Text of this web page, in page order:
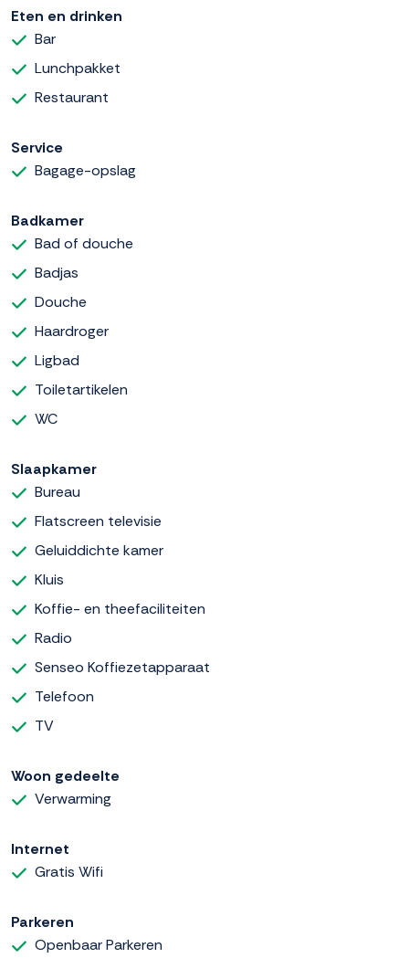
Eten en drinken
Bar
Lunchpakket
Restaurant
Service
Bagage-opslag
Badkamer
Bad of douche
Badjas
Douche
Haardroger
Ligbad
Toiletartikelen
WC
Slaapkamer
Bureau
Flatscreen televisie
Geluiddichte kamer
Kluis
Koffie- en theefaciliteiten
Radio
Senseo Koffiezetapparaat
Telefoon
TV
Woon gedeelte
Verwarming
Internet
Gratis Wifi
Parkeren
Openbaar Parkeren